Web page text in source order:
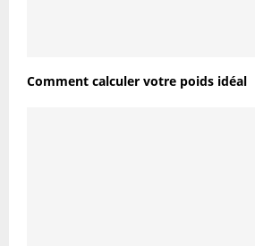
Comment calculer votre poids idéal